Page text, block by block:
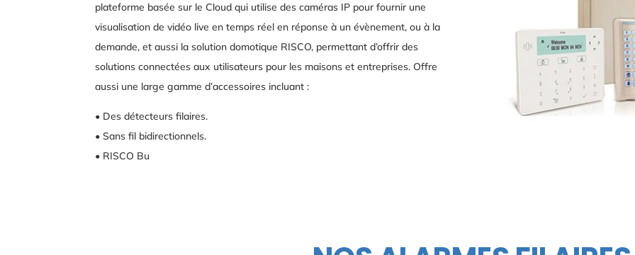
plateforme basée sur le Cloud qui utilise des caméras IP pour fournir une
visualisation de vidéo live en temps réel en réponse à un évènement, ou à la
demande, et aussi la solution domotique RISCO, permettant d’offrir des
solutions connectées aux utilisateurs pour les maisons et entreprises. Offre
aussi une large gamme d’accessoires incluant :
• Des détecteurs filaires.
• Sans fil bidirectionnels.
• RISCO Bu